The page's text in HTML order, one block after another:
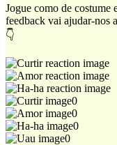
Jogue como de
feedback vai ajudar-nos
👇
0
0
0
0